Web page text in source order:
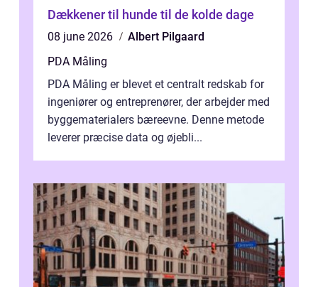
Dækkener til hunde til de kolde dage
08 june 2026
Albert Pilgaard
PDA Måling
PDA Måling er blevet et centralt redskab for
ingeniører og entreprenører, der arbejder med
byggematerialers bæreevne. Denne metode
leverer præcise data og øjebli...